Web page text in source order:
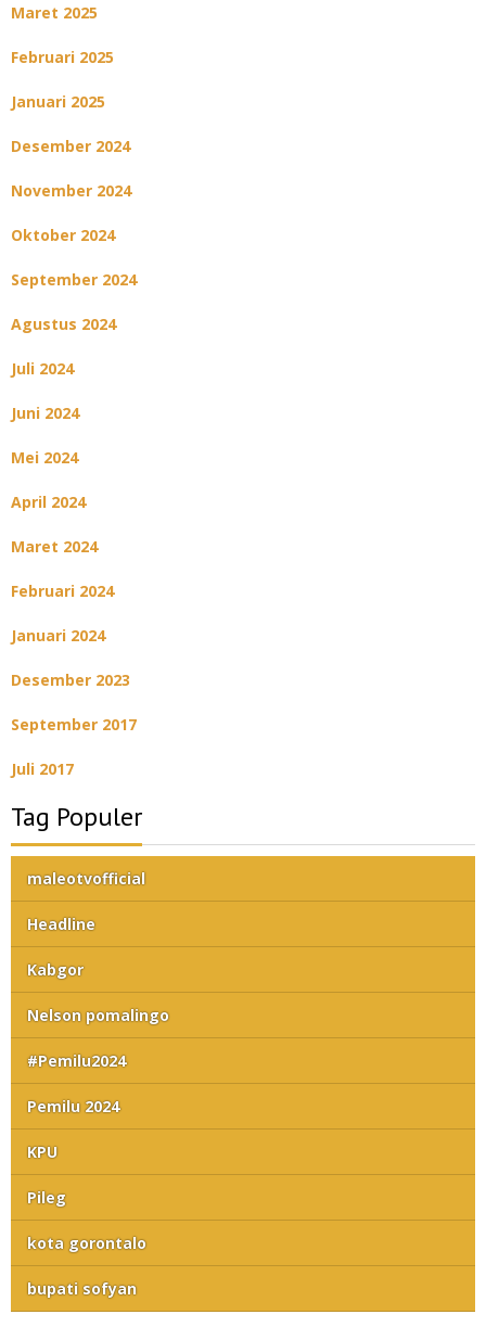
Maret 2025
Februari 2025
Januari 2025
Desember 2024
November 2024
Oktober 2024
September 2024
Agustus 2024
Juli 2024
Juni 2024
Mei 2024
April 2024
Maret 2024
Februari 2024
Januari 2024
Desember 2023
September 2017
Juli 2017
Tag Populer
maleotvofficial
Headline
Kabgor
Nelson pomalingo
#Pemilu2024
Pemilu 2024
KPU
Pileg
kota gorontalo
bupati sofyan